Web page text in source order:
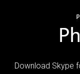
Download Skype